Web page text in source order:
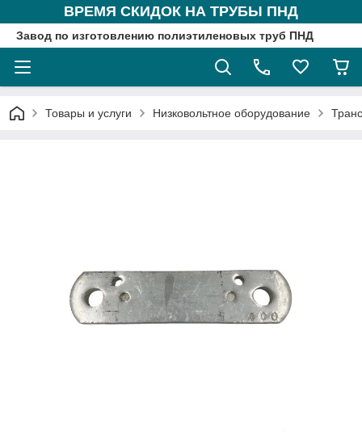
ВРЕМЯ СКИДОК НА ТРУБЫ ПНД
Завод по изготовлению полиэтиленовых труб ПНД
Товары и услуги Низковольтное оборудование